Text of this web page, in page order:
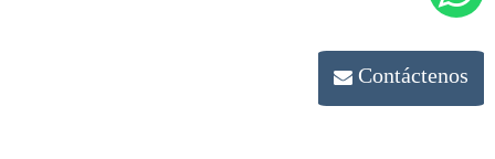
Contáctenos